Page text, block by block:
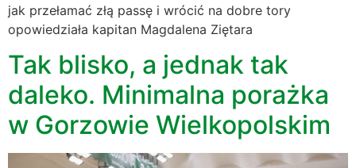
jak przełamać złą passę i wrócić na dobre tory
opowiedziała kapitan Magdalena Ziętara
Tak blisko, a jednak tak
daleko. Minimalna porażka
w Gorzowie Wielkopolskim